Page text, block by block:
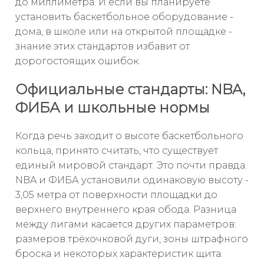
установить баскетбольное оборудование -
дома, в школе или на открытой площадке -
знание этих стандартов избавит от
дорогостоящих ошибок.
Официальные стандарты: NBA,
ФИБА и школьные нормы
Когда речь заходит о высоте баскетбольного
кольца, принято считать, что существует
единый мировой стандарт. Это почти правда.
NBA и ФИБА установили одинаковую высоту -
3,05 метра от поверхности площадки до
верхнего внутреннего края обода. Разница
между лигами касается других параметров:
размеров трёхочковой дуги, зоны штрафного
броска и некоторых характеристик щита.